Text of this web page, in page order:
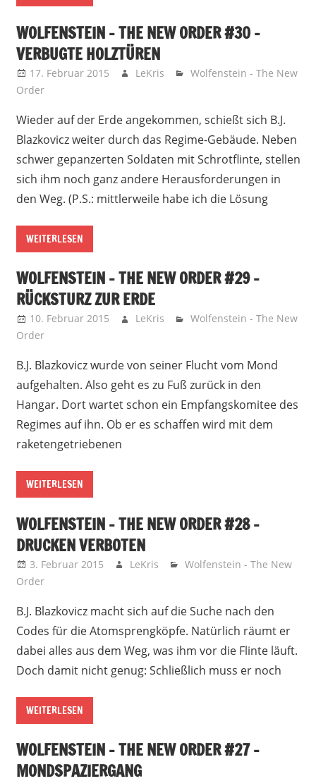
WOLFENSTEIN – THE NEW ORDER #30 –
VERBUGTE HOLZTÜREN
17. Februar 2015 LeKris
Wolfenstein - The New
Order
Wieder auf der Erde angekommen, schießt sich B.J.
Blazkovicz weiter durch das Regime-Gebäude. Neben
schwer gepanzerten Soldaten mit Schrotflinte, stellen
sich ihm noch ganz andere Herausforderungen in
den Weg. (P.S.: mittlerweile habe ich die Lösung
WEITERLESEN
WOLFENSTEIN – THE NEW ORDER #29 –
RÜCKSTURZ ZUR ERDE
10. Februar 2015 LeKris
Wolfenstein - The New
Order
B.J. Blazkovicz wurde von seiner Flucht vom Mond
aufgehalten. Also geht es zu Fuß zurück in den
Hangar. Dort wartet schon ein Empfangskomitee des
Regimes auf ihn. Ob er es schaffen wird mit dem
raketengetriebenen
WEITERLESEN
WOLFENSTEIN – THE NEW ORDER #28 –
DRUCKEN VERBOTEN
3. Februar 2015 LeKris
Wolfenstein - The New
Order
B.J. Blazkovicz macht sich auf die Suche nach den
Codes für die Atomsprengköpfe. Natürlich räumt er
dabei alles aus dem Weg, was ihm vor die Flinte läuft.
Doch damit nicht genug: Schließlich muss er noch
WEITERLESEN
WOLFENSTEIN – THE NEW ORDER #27 –
MONDSPAZIERGANG